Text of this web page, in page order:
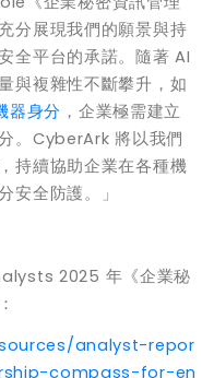
分展現我們的願景與持
全平台的承諾。隨著 AI
與複雜性不斷攀升，如
器身分 ，企業極需建立
。CyberArk 將以我們
持續協助企業在各種機
安全防護。」
2025 年《企業秘
analyst-repor
compass-for-en